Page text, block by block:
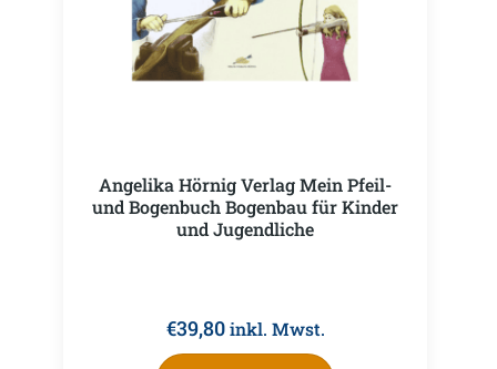
Angelika Hörnig Verlag Mein Pfeil-
und Bogenbuch Bogenbau für Kinder
und Jugendliche
€39,80 inkl. Mwst.